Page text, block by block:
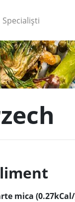
Specialiști
mica